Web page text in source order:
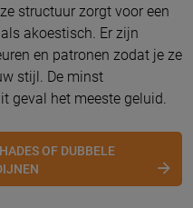
structuur zorgt voor een
akoestisch. Er zijn
en patronen zodat je ze
stijl. De minst
geval het meeste geluid.
OF DUBBELE